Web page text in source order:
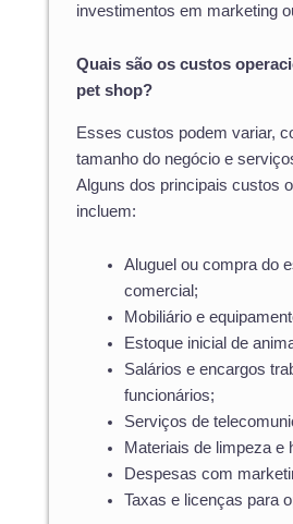
investimentos em marketing
Quais são os custos
pet shop?
Esses custos podem variar,
tamanho do negócio e
Alguns dos principais custos
incluem:
Aluguel ou compra do
comercial;
Mobiliário e
Estoque inicial de
Salários e encargos
funcionários;
Serviços de
Materiais de limpeza e
Despesas com
Taxas e licenças para